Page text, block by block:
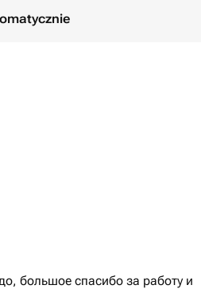
большое спасибо за работу и